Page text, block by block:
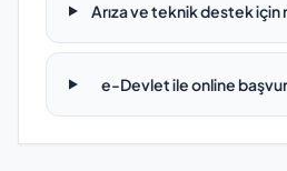
Arıza ve teknik destek için
e-Devlet ile online başvuru